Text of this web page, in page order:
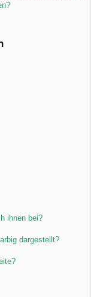
ihnen bei?
dargestellt?